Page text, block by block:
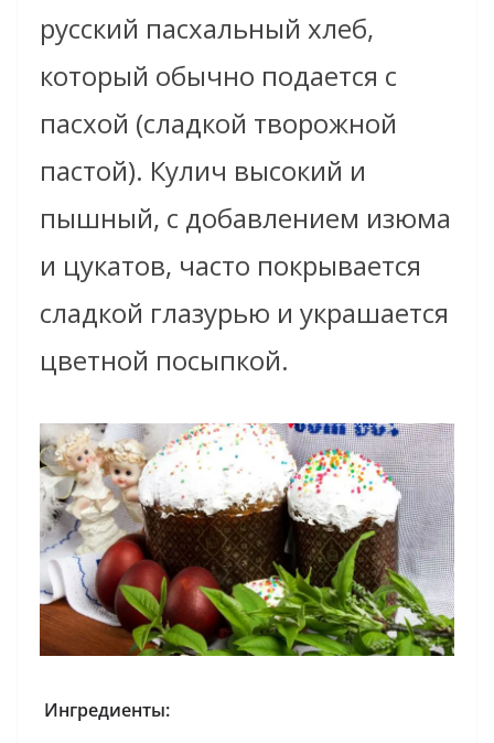
русский пасхальный хлеб,
который обычно подается с
пасхой (сладкой творожной
пастой). Кулич высокий и
пышный, с добавлением изюма
и цукатов, часто покрывается
сладкой глазурью и украшается
цветной посыпкой.
Ингредиенты: